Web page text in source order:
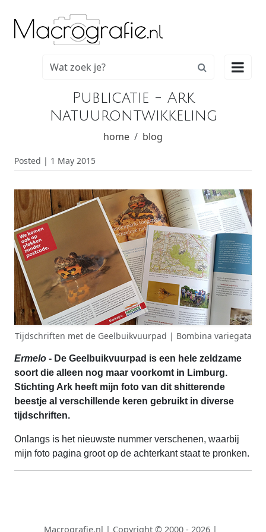

Publicatie - Ark
Natuurontwikkeling
home blog
Posted | 1 May 2015
Tijdschriften met de Geelbuikvuurpad | Bombina variegata
Ermelo - De Geelbuikvuurpad is een hele zeldzame
soort die alleen nog maar voorkomt in Limburg.
Stichting Ark heeft mijn foto van dit shitterende
beestje al verschillende keren gebruikt in diverse
tijdschriften.
Onlangs is het nieuwste nummer verschenen, waarbij
mijn foto pagina groot op de achterkant staat te pronken.
Macrografie.nl | Copyright © 2000 - 2026 |